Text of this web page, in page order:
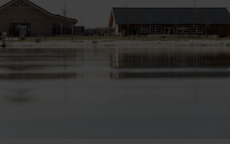
Unser Kuchenangebot - Kein Kuchen ist auch keine
Lösung!:
Genießen Sie unsere leckere Kuchen und unsere
Torten Vielfalt aus unserer hofeigenen Konditorei.
Gerne nehmen wir auch Ihre Bestellung für Ihre